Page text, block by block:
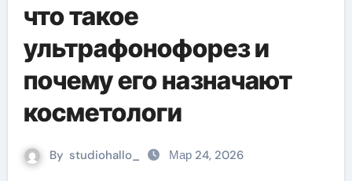
что такое
ультрафонофорез и
почему его назначают
косметологи
By studiohallo_ Мар 24, 2026